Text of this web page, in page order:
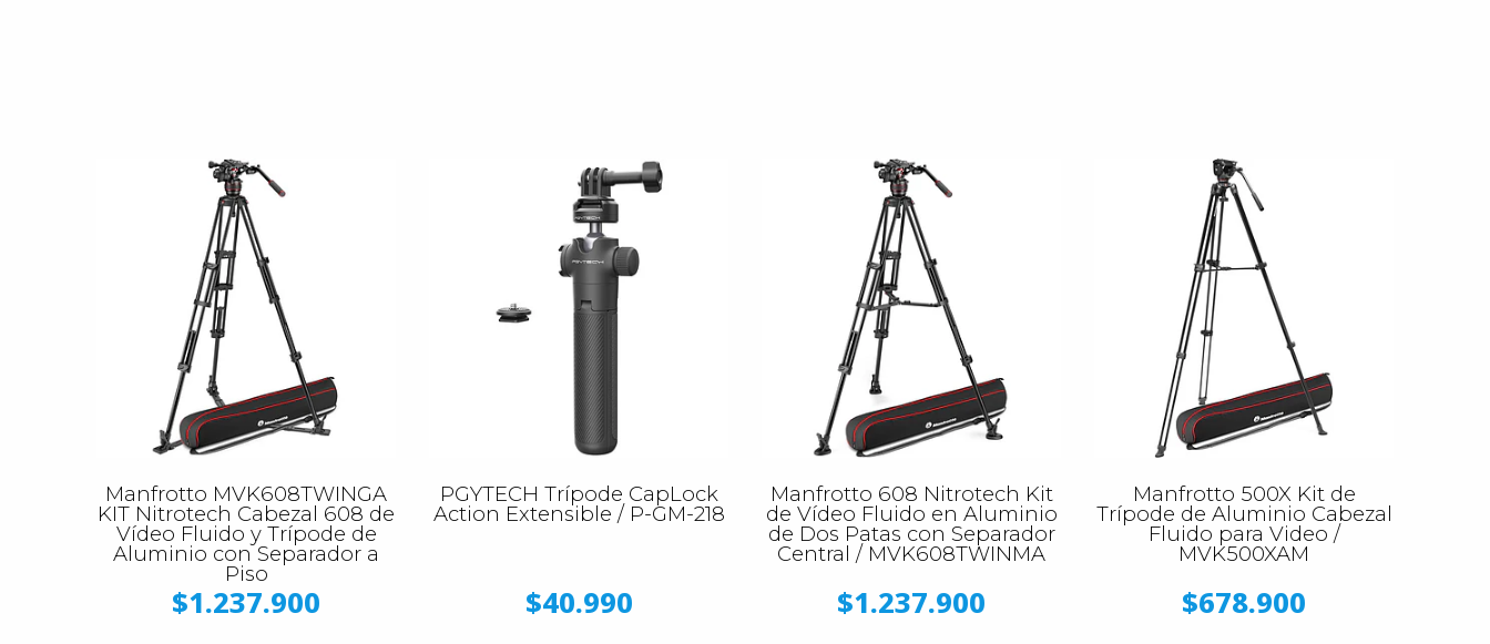
Manfrotto MVK608TWINGA
KIT Nitrotech Cabezal 608 de
Vídeo Fluido y Trípode de
Aluminio con Separador a
Piso
$1.237.900
PGYTECH Trípode CapLock
Action Extensible / P-GM-218
$40.990
Manfrotto 608 Nitrotech Kit
de Vídeo Fluido en Aluminio
de Dos Patas con Separador
Central / MVK608TWINMA
$1.237.900
Manfrotto 500X Kit de
Trípode de Aluminio Cabezal
Fluido para Video /
MVK500XAM
$678.900